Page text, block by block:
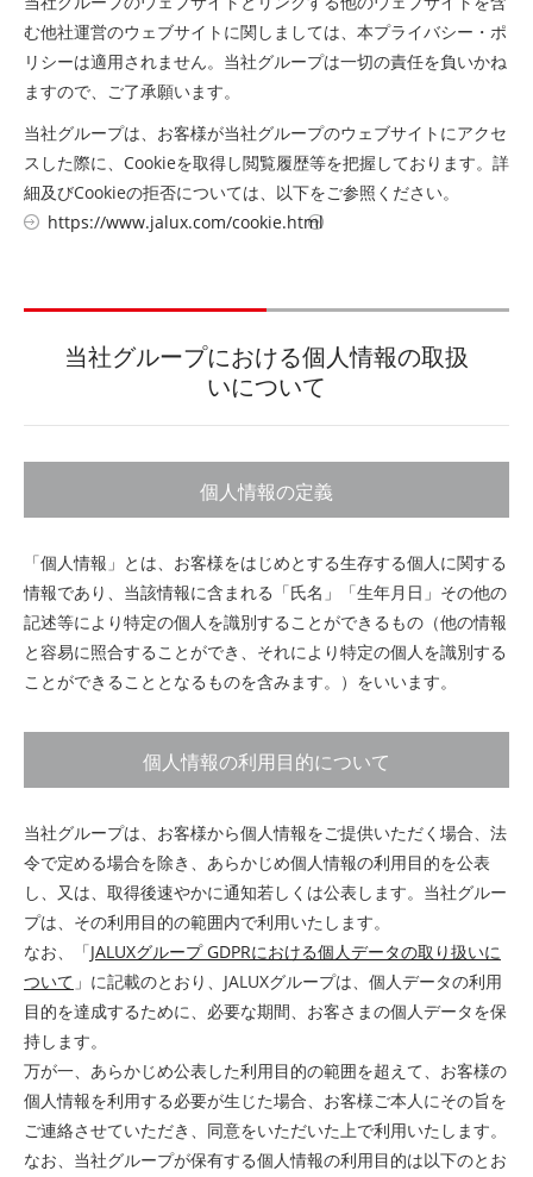
む他社運営のウェブサイトに関しましては、本プライバシー・ポ
リシーは適用されません。当社グループは一切の責任を負いかね
ますので、ご了承願います。
当社グループは、お客様が当社グループのウェブサイトにアクセ
スした際に、Cookieを取得し閲覧履歴等を把握しております。詳
細及びCookieの拒否については、以下をご参照ください。
https://www.jalux.com/cookie.html
当社グループにおける個人情報の取扱
いについて
個人情報の定義
「個人情報」とは、お客様をはじめとする生存する個人に関する
情報であり、当該情報に含まれる「氏名」「生年月日」その他の
記述等により特定の個人を識別することができるもの（他の情報
と容易に照合することができ、それにより特定の個人を識別する
ことができることとなるものを含みます。）をいいます。
個人情報の利用目的について
当社グループは、お客様から個人情報をご提供いただく場合、法
令で定める場合を除き、あらかじめ個人情報の利用目的を公表
し、又は、取得後速やかに通知若しくは公表します。当社グルー
プは、その利用目的の範囲内で利用いたします。
なお、「JALUXグループ GDPRにおける個人データの取り扱いに
ついて 」に記載のとおり、JALUXグループは、個人データの利用
目的を達成するために、必要な期間、お客さまの個人データを保
持します。
万が一、あらかじめ公表した利用目的の範囲を超えて、お客様の
個人情報を利用する必要が生じた場合、お客様ご本人にその旨を
ご連絡させていただき、同意をいただいた上で利用いたします。
なお、当社グループが保有する個人情報の利用目的は以下のとお